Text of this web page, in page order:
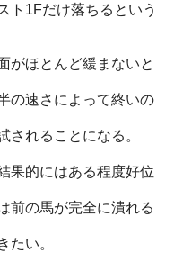
ト1Fだけ落ちるという
がほとんど緩まないと
の速さによって終いの
されることになる。
果的にはある程度好位
前の馬が完全に潰れる
たい。